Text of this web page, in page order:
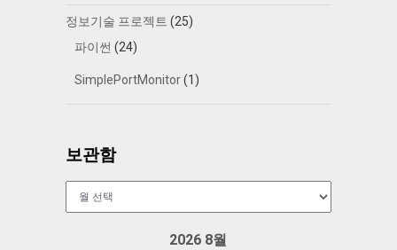
정보기술 프로젝트 (25)
파이썬 (24)
SimplePortMonitor(1)
보관함
2026 8월